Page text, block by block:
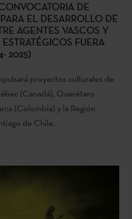
DE
EL DESARROLLO DE
AGENTES VASCOS Y
FUERA
2025)
proyectos culturales de
(Canadá), Querétaro
(Colombia) y la Región
de Chile.